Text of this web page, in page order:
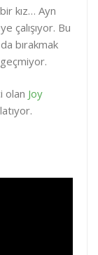
kız… Ayn
çalışıyor. Bu
bırakmak
olan Joy